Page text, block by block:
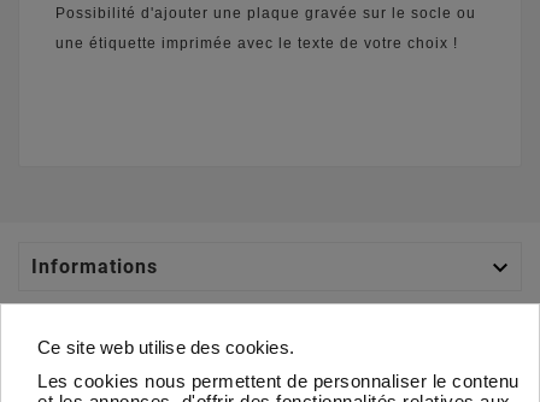
Possibilité d'ajouter une plaque gravée sur le socle ou
une étiquette imprimée avec le texte de votre choix !
Informations 
Votre Compte 
Ce site web utilise des cookies.
Les cookies nous permettent de personnaliser le contenu